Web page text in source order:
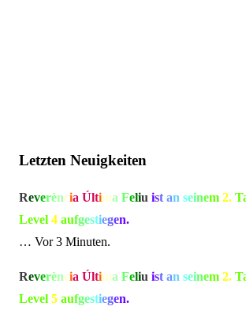
Letzten Neuigkeiten
Reverència Última Feliu ist an seinem 2.
Level 4 aufgestiegen.
… Vor 3 Minuten.
Reverència Última Feliu ist an seinem 2.
Level 5 aufgestiegen.